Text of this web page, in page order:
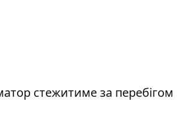
стежитиме за перебігом